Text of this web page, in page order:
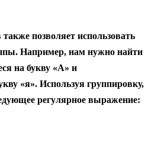
позволяет использовать
Например, нам нужно найти
на букву «А» и
«я». Используя группировку,
регулярное выражение: